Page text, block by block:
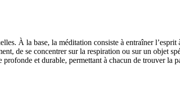
À la base, la méditation consiste à entraîner l’esprit
de se concentrer sur la respiration ou sur un objet
et durable, permettant à chacun de trouver la